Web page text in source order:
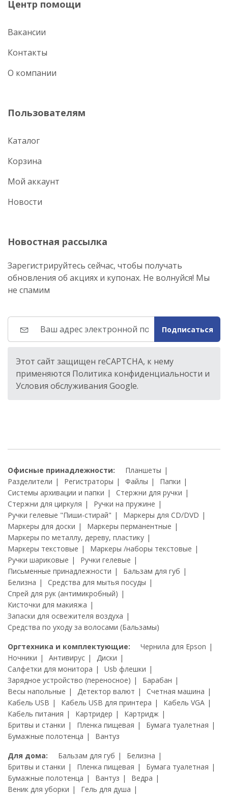
Центр помощи
Вакансии
Контакты
О компании
Пользователям
Каталог
Корзина
Мой аккаунт
Новости
Новостная рассылка
Зарегистрируйтесь сейчас, чтобы получать
обновления об акциях и купонах. Не волнуйся! Мы
не спамим
Подписаться
Этот сайт защищен reCAPTCHA, к нему
применяются Политика конфиденциальности и
Условия обслуживания Google.
Офисные принадлежности:
Планшеты
Разделители
Регистраторы Файлы
Папки
Системы архивации и папки
Стержни для ручки
Стержни для циркуля
Ручки на пружине
Ручки гелевые "Пиши-стирай"
Маркеры для CD/DVD
Маркеры для доски
Маркеры перманентные
Маркеры по металлу, дереву, пластику
Маркеры текстовые
Маркеры /наборы текстовые
Ручки шариковые
Ручки гелевые
Письменные принадлежности
Бальзам для губ
Белизна
Средства для мытья посуды
Спрей для рук (антимикробный)
Кисточки для макияжа
Запаски для освежителя воздуха
Средства по уходу за волосами (Бальзамы)
Оргтехника и комплектующие:
Чернила для Epson
Ночники
Антивирус
Диски
Салфетки для монитора
Usb флешки
Зарядное устройство (переносное)
Барабан
Весы напольные
Детектор валют
Счетная машина
Кабель USB
Кабель USB для принтера
Кабель VGA
Кабель питания
Картридер
Картридж
Бритвы и станки
Пленка пищевая
Бумага туалетная
Бумажные полотенца
Вантуз
Для дома:
Бальзам для губ
Белизна
Бритвы и станки
Пленка пищевая
Бумага туалетная
Бумажные полотенца
Вантуз
Ведра
Веник для уборки
Гель для душа